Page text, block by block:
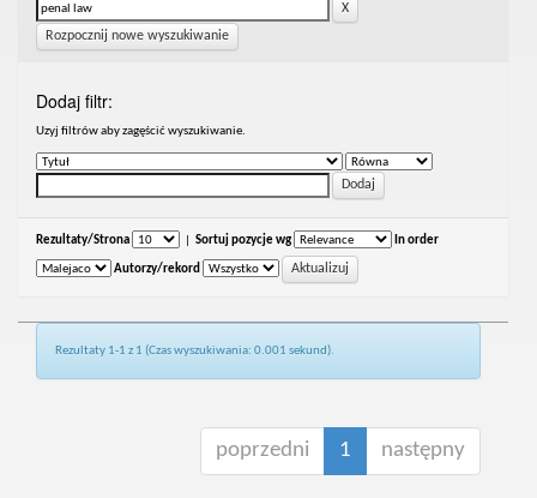
Rozpocznij nowe wyszukiwanie
Dodaj filtr:
Uzyj filtrów aby zagęścić wyszukiwanie.
Rezultaty/Strona Sortuj pozycje wg In order
Autorzy/rekord
Rezultaty 1-1 z 1 (Czas wyszukiwania: 0.001 sekund).
poprzedni 1 następny